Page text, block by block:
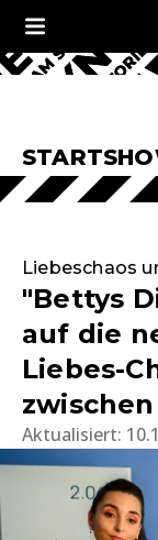
START
Liebeschaos
"Bettys
auf die
Liebes-
Aktualisiert: